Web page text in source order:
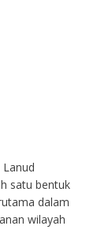
satu bentuk
dalam
wilayah